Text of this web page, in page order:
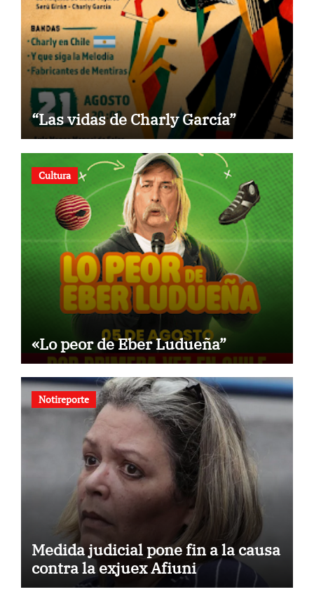
“Las vidas de Charly García”
Cultura
«Lo peor de Eber Ludueña”
Notireporte
Medida judicial pone fin a la causa
contra la exjuex Afiuni